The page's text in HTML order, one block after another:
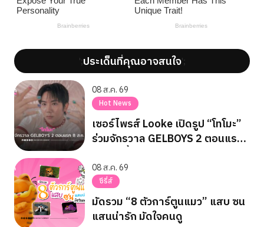
';ประเด็นที่คุณอาจสนใจ';
08 ส.ค. 69
Hot News
เซอร์ไพรส์ Looke เปิดรูป “โทโมะ”
ร่วมจักรวาล GELBOYS 2 ตอนแรก
08 ส.ค. 69
ซีรี่ส์
มัดรวม “8 ตัวการ์ตูนแมว” แสบ ซน
แสนน่ารัก มัดใจคนดู